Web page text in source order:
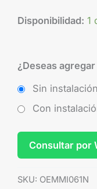
Disponibilidad: 1
¿Deseas
Sin instalación
Con
Consultar por
SKU: OEMMI061N